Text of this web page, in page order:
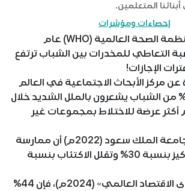
المتعلمين.
إحصاءات ومؤشرات
تشير إحصائيات منظمة الصحة العالمية (WHO) عام
نسبة التعاطي للمخدرات بين الشباب ترتفع
مركز الأبحاث الاجتماعية في العالم
إلى أن 43% من الشباب يشعرون بالملل الشديد خلال
أكثر عرضة للاختلاط بمجموعات غير
أثبتت دراسة من جامعة الملك سعود (2022م) أن ممارسة
الرياضة تحسن التركيز بنسبة 30% وتقلل الاكتئاب بنسبة
وفقًا لتقرير «منتدى الاقتصاد العالمي» (2024م)، فإن 44%